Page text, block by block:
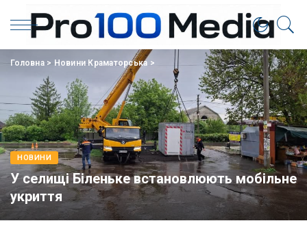
Головна> Новини Краматорська >
НОВИНИ
У селищі Біленьке встановлюють мобільне
укриття